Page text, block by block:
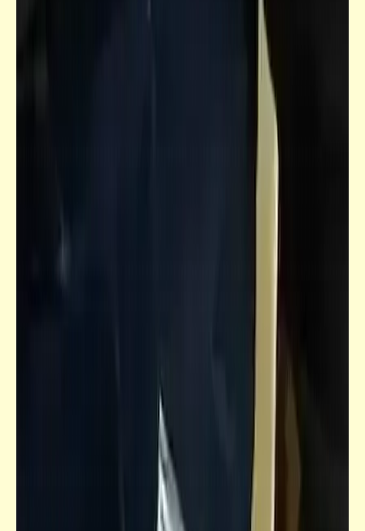
قصص_للحب آلهة كثيرة
"للحب آلهةٌ كثيرة" | الفصل الرابع (2)